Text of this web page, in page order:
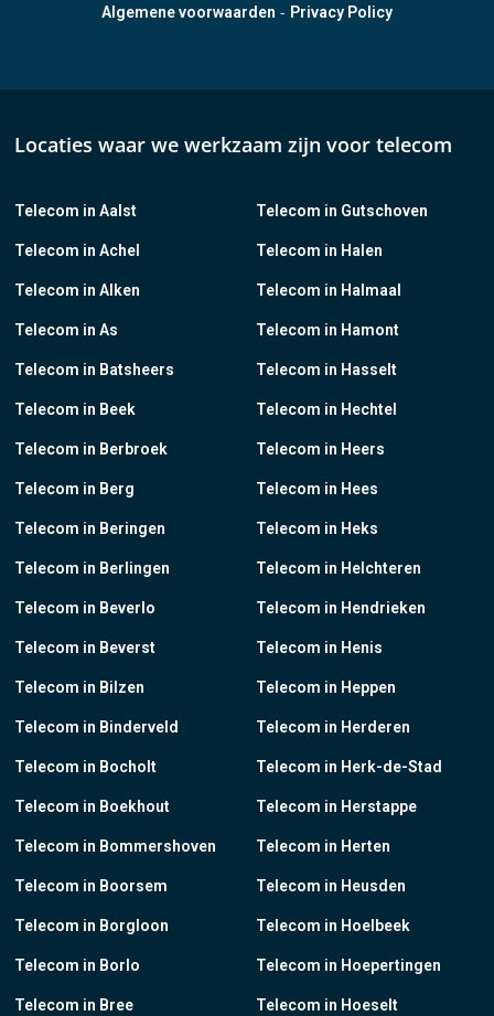
Algemene voorwaarden - Privacy Policy
Locaties waar we werkzaam zijn voor telecom
Telecom in Aalst
Telecom in Achel
Telecom in Alken
Telecom in As
Telecom in Batsheers
Telecom in Beek
Telecom in Berbroek
Telecom in Berg
Telecom in Beringen
Telecom in Berlingen
Telecom in Beverlo
Telecom in Beverst
Telecom in Bilzen
Telecom in Binderveld
Telecom in Bocholt
Telecom in Boekhout
Telecom in Bommershoven
Telecom in Boorsem
Telecom in Borgloon
Telecom in Borlo
Telecom in Bree
Telecom in Gutschoven
Telecom in Halen
Telecom in Halmaal
Telecom in Hamont
Telecom in Hasselt
Telecom in Hechtel
Telecom in Heers
Telecom in Hees
Telecom in Heks
Telecom in Helchteren
Telecom in Hendrieken
Telecom in Henis
Telecom in Heppen
Telecom in Herderen
Telecom in Herk-de-Stad
Telecom in Herstappe
Telecom in Herten
Telecom in Heusden
Telecom in Hoelbeek
Telecom in Hoepertingen
Telecom in Hoeselt